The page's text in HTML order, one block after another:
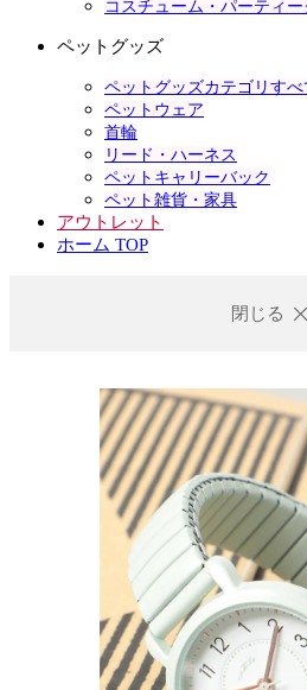
コスチューム・パーティ
ペットグッズ
ペットグッズカテゴリすべ
ペットウェア
首輪
リード・ハーネス
ペットキャリーバック
ペット雑貨・家具
アウトレット
ホーム TOP
閉じる